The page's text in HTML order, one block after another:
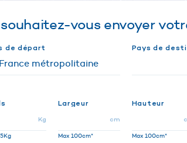
vous envoyer
de départ Pays de
Kg
Largeur
cm
Max 100cm*
Hauteur
Max 100cm*